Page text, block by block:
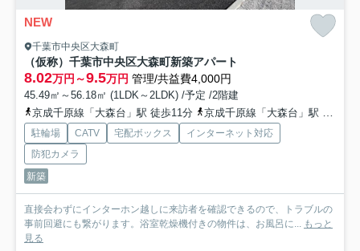
NEW
千葉市中央区大森町
（仮称）千葉市中央区大森町新築アパート
8.02万円～9.5万円 管理/共益費4,000円
45.49㎡～56.18㎡ (1LDK～2LDK) /予定 /2階建
京成千原線「大森台」駅 徒歩11分
京成千原線「大森台」駅 徒歩12分
駐輪場 CATV 宅配ボックス
インターネット対応
防犯カメラ
新築
直接会わずにインターホン越しに来訪者を確認できるので、トラブルの
事前回避にも繋がります。浴室乾燥機付きの物件は、お風呂に... もっと
見る